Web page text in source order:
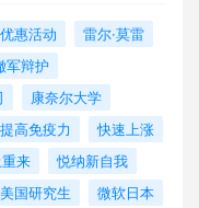
优惠活动
雷尔·莫雷
军辩护
康奈尔大学
提高免疫力
快速上涨
来
悦纳新自我
美国研究生
微软日本